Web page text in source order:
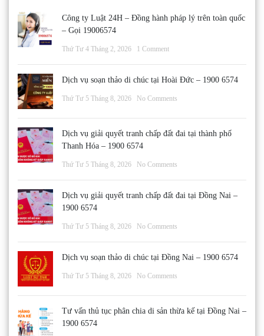
Công ty Luật 24H – Đồng hành pháp lý trên toàn quốc
– Gọi 19006574
Thứ Tư 4 Tháng 2, 2026 1 Comment
Dịch vụ soạn thảo di chúc tại Hoài Đức – 1900 6574
Thứ Tư 5 Tháng 8, 2026 No Comments
Dịch vụ giải quyết tranh chấp đất đai tại thành phố
Thanh Hóa – 1900 6574
Thứ Tư 5 Tháng 8, 2026 No Comments
Dịch vụ giải quyết tranh chấp đất đai tại Đồng Nai –
1900 6574
Thứ Tư 5 Tháng 8, 2026 No Comments
Dịch vụ soạn thảo di chúc tại Đồng Nai – 1900 6574
Thứ Tư 5 Tháng 8, 2026 No Comments
Tư vấn thủ tục phân chia di sản thừa kế tại Đồng Nai –
1900 6574